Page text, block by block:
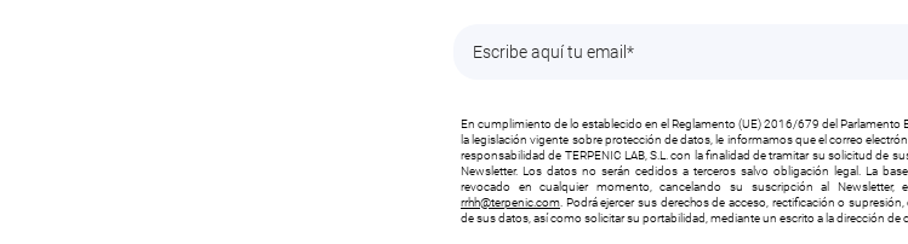
En cumplimiento de lo establecido en el Reglamento (UE) 2016/679 del Parlamento
la legislación vigente sobre protección de datos, le informamos que el correo
responsabilidad de TERPENIC LAB, S.L. con la finalidad de tramitar su solicitud de
Newsletter. Los datos no serán cedidos a terceros salvo obligación legal. La
revocado en cualquier momento, cancelando su suscripción al
rrhh@terpenic.com . Podrá ejercer sus derechos de acceso, rectificación o
de sus datos, así como solicitar su portabilidad, mediante un escrito a la dirección de